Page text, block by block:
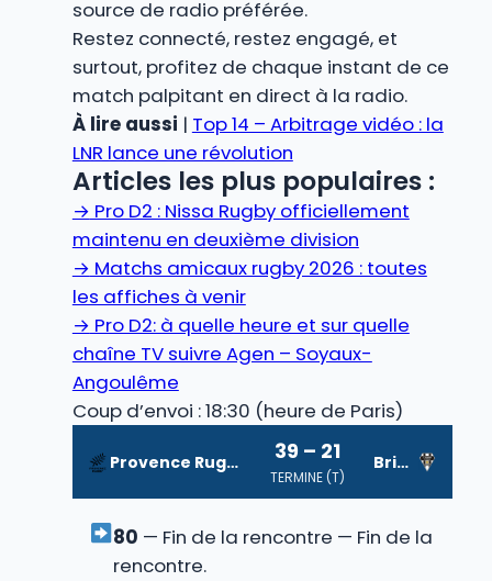
source de radio préférée.
Restez connecté, restez engagé, et
surtout, profitez de chaque instant de ce
match palpitant en direct à la radio.
À lire aussi | Top 14 – Arbitrage vidéo : la
LNR lance une révolution
Articles les plus populaires :
→ Pro D2 : Nissa Rugby officiellement
maintenu en deuxième division
→ Matchs amicaux rugby 2026 : toutes
les affiches à venir
→ Pro D2: à quelle heure et sur quelle
chaîne TV suivre Agen – Soyaux-
Angoulême
Coup d’envoi : 18:30 (heure de Paris)
Provence Rugby 39 – 21
TERMINE (T)
Brive
80 — Fin de la rencontre — Fin de la
rencontre.